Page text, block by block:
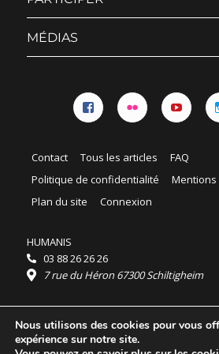
MÉDIAS
Contact Tous les articles
FAQ
Politique de confidentialité
Mentions
Plan du site
Connexion
HUMANIS
03 88 26 26 26
7 rue du Héron 67300 Schiltigheim
Horaires :
HUMANIS : du lundi au vendredi 9h - 18h
Ordidocaz : du lundi au vendredi 8h - 19h
Nous utilisons des cookies pour vous
expérience sur notre site.